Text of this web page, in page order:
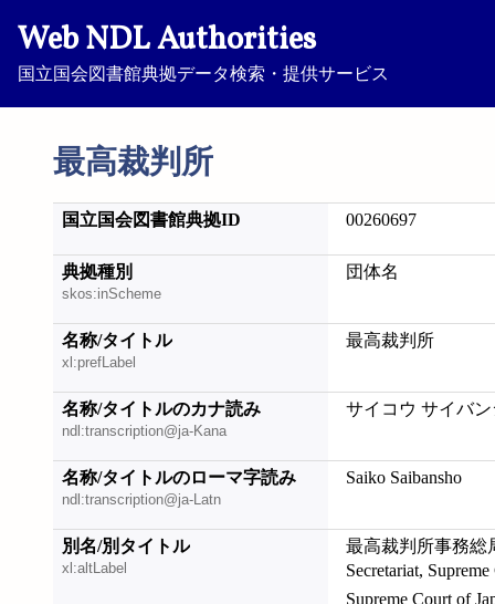
Web NDL Authorities
国立国会図書館典拠データ検索・提供サービス
最高裁判所
国立国会図書館典拠ID 00260697
典拠種別
skos:inScheme
団体名
名称/タイトル
xl:prefLabel
最高裁判所
名称/タイトルのカナ読み
ndl:transcription@ja-Kana
サイコウ サイバ
名称/タイトルのローマ字読み
ndl:transcription@ja-Latn
Saiko Saibansho
別名/別タイトル
xl:altLabel Secretariat, Supreme Court of